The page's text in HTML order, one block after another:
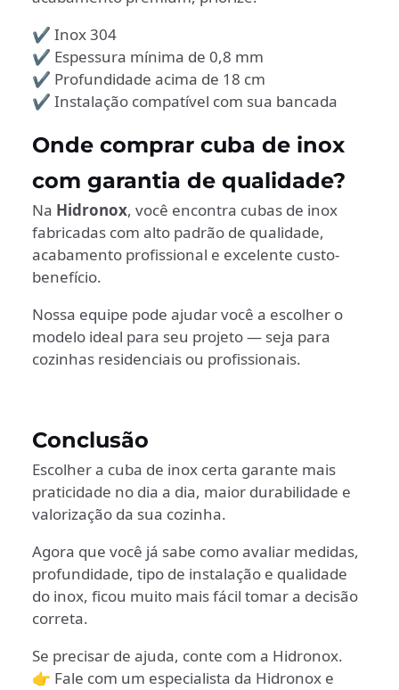
✔ Inox 304
✔ Espessura mínima de 0,8 mm
✔ Profundidade acima de 18 cm
✔ Instalação compatível com sua bancada
Onde comprar cuba de inox
com garantia de qualidade?
Na Hidronox, você encontra cubas de inox
fabricadas com alto padrão de qualidade,
acabamento profissional e excelente custo-
benefício.
Nossa equipe pode ajudar você a escolher o
modelo ideal para seu projeto — seja para
cozinhas residenciais ou profissionais.
Conclusão
Escolher a cuba de inox certa garante mais
praticidade no dia a dia, maior durabilidade e
valorização da sua cozinha.
Agora que você já sabe como avaliar medidas,
profundidade, tipo de instalação e qualidade
do inox, ficou muito mais fácil tomar a decisão
correta.
Se precisar de ajuda, conte com a Hidronox.
👉 Fale com um especialista da Hidronox e